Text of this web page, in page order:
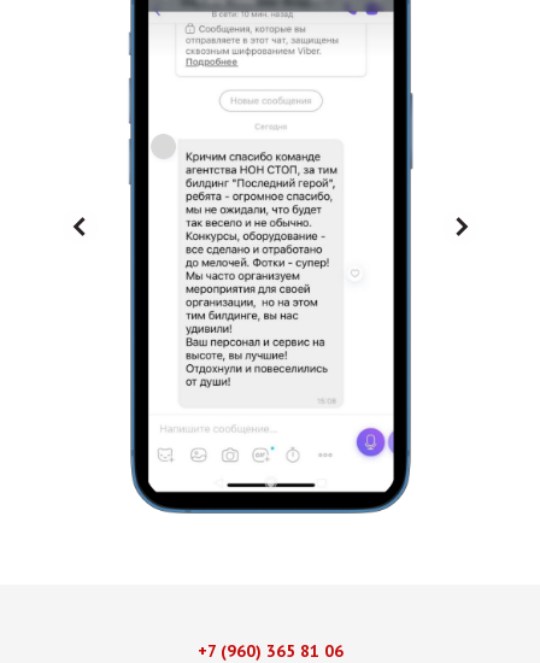
+7 (960) 365 81 06